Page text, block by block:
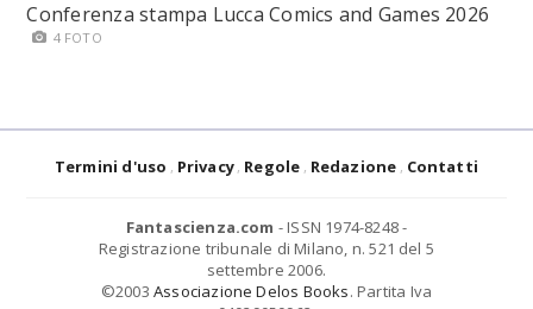
Conferenza stampa Lucca Comics and Games 2026
4 FOTO
Termini d'uso Privacy Regole Redazione Contatti
Fantascienza.com - ISSN 1974-8248 -
Registrazione tribunale di Milano, n. 521 del 5
settembre 2006.
©2003 Associazione Delos Books. Partita Iva